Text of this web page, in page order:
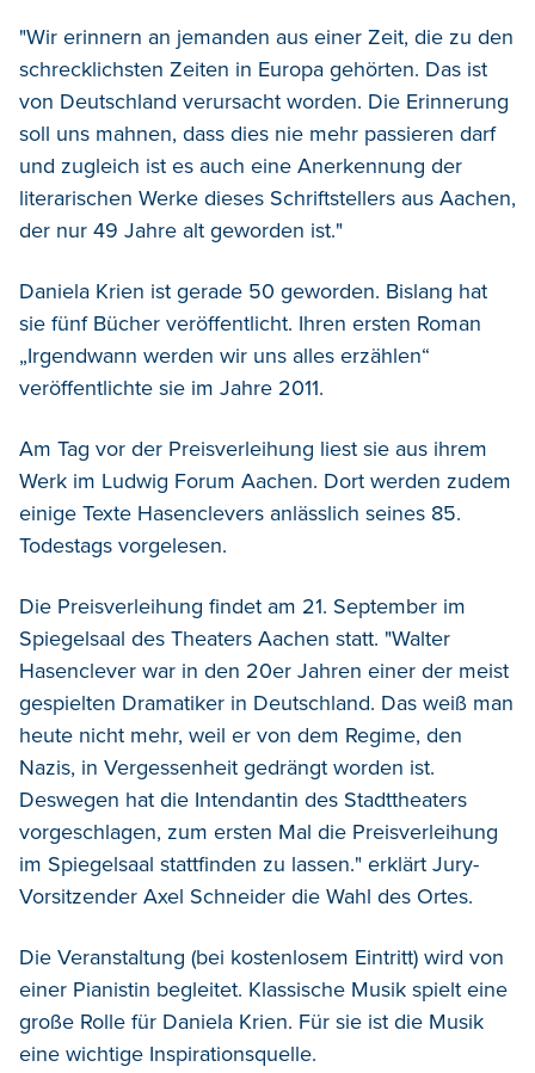
"Wir erinnern an jemanden aus einer Zeit, die zu den
schrecklichsten Zeiten in Europa gehörten. Das ist
von Deutschland verursacht worden. Die Erinnerung
soll uns mahnen, dass dies nie mehr passieren darf
und zugleich ist es auch eine Anerkennung der
literarischen Werke dieses Schriftstellers aus Aachen,
der nur 49 Jahre alt geworden ist."
Daniela Krien ist gerade 50 geworden. Bislang hat
sie fünf Bücher veröffentlicht. Ihren ersten Roman
„Irgendwann werden wir uns alles erzählen“
veröffentlichte sie im Jahre 2011.
Am Tag vor der Preisverleihung liest sie aus ihrem
Werk im Ludwig Forum Aachen. Dort werden zudem
einige Texte Hasenclevers anlässlich seines 85.
Todestags vorgelesen.
Die Preisverleihung findet am 21. September im
Spiegelsaal des Theaters Aachen statt. "Walter
Hasenclever war in den 20er Jahren einer der meist
gespielten Dramatiker in Deutschland. Das weiß man
heute nicht mehr, weil er von dem Regime, den
Nazis, in Vergessenheit gedrängt worden ist.
Deswegen hat die Intendantin des Stadttheaters
vorgeschlagen, zum ersten Mal die Preisverleihung
im Spiegelsaal stattfinden zu lassen." erklärt Jury-
Vorsitzender Axel Schneider die Wahl des Ortes.
Die Veranstaltung (bei kostenlosem Eintritt) wird von
einer Pianistin begleitet. Klassische Musik spielt eine
große Rolle für Daniela Krien. Für sie ist die Musik
eine wichtige Inspirationsquelle.